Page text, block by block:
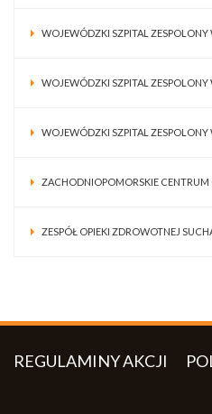
WOJEWÓDZKI SZPITAL ZESPOLONY
WOJEWÓDZKI SZPITAL ZESPOLONY
WOJEWÓDZKI SZPITAL ZESPOLONY
ZACHODNIOPOMORSKIE
ZESPÓŁ OPIEKI ZDROWOTNEJ
REGULAMINY AKCJI